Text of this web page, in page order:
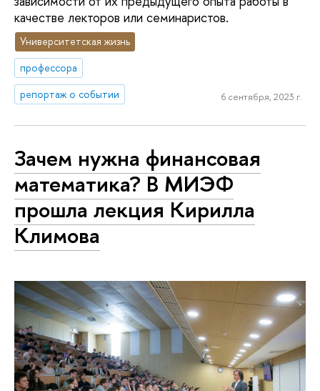
качестве лекторов или семинаристов.
Университетская жизнь
профессора
репортаж о событии
6 сентября, 2023 г.
Зачем нужна финансовая
математика? В МИЭФ
прошла лекция Кирилла
Климова